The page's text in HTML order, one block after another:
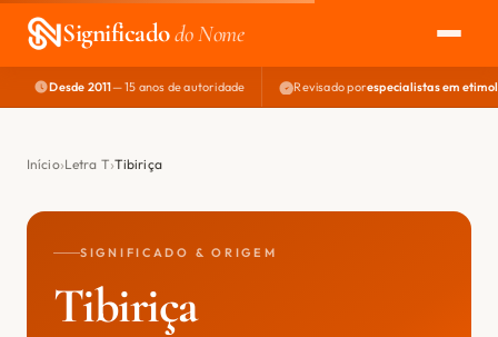
Significadodo Nome
EXPLORAR
NOME PERFEITO
Desde 2011— 15 anos de autoridade Revisado porespecialistas em
Início Letra T Tibiriça
SIGNIFICADO & ORIGEM
Tibiriça